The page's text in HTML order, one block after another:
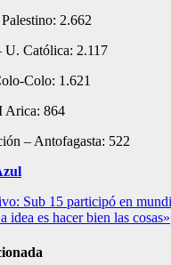
2.662
U. Católica: 2.117
Colo: 1.621
Arica: 864
– Antofagasta: 522
Sub 15 participó en
idea es hacer bien las cosas»